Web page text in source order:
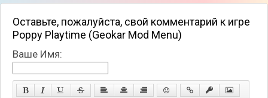
Оставьте, пожалуйста, свой комментарий к игре
Poppy Playtime (Geokar Mod Menu)
Ваше Имя: